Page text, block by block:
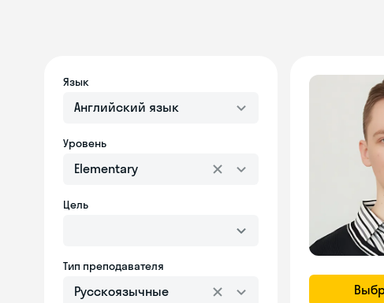
Язык
Английский язык
Уровень
Elementary
Цель
Тип преподавателя
Русскоязычные